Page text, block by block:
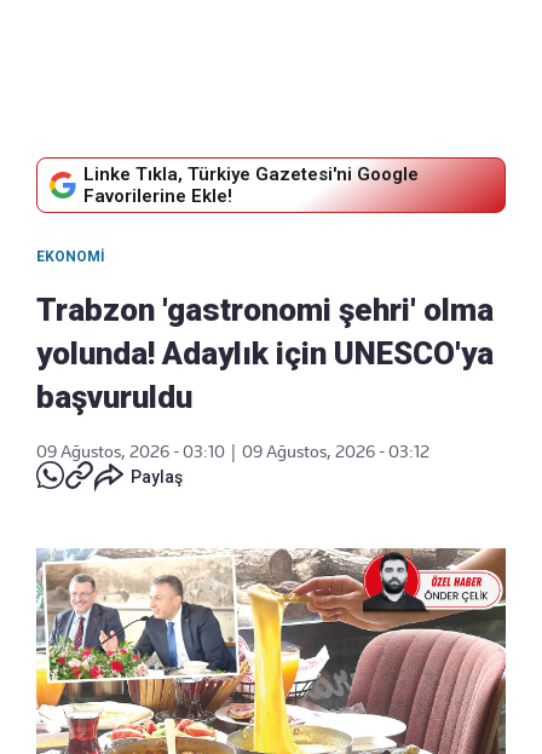
Linke Tıkla, Türkiye Gazetesi'ni Google
Favorilerine Ekle!
EKONOMI
Trabzon 'gastronomi şehri' olma
yolunda! Adaylık için UNESCO'ya
başvuruldu
09 Ağustos, 2026 - 03:10 | 09 Ağustos, 2026 - 03:12
Paylaş